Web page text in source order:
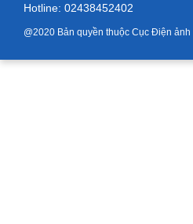
Hotline: 02438452402
@2020 Bản quyền thuộc Cục Điện ảnh